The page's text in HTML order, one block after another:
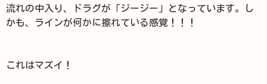
流れの中入り、ドラグが「ジージー」となっています。し
かも、ラインが何かに擦れている感覚！！！
これはマズイ！